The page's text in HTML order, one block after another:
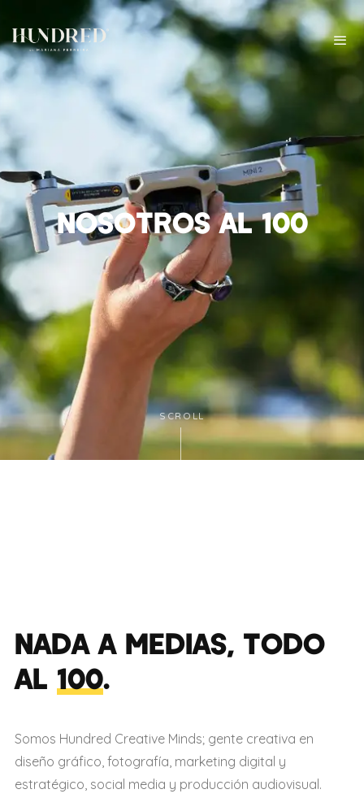
NOSOTROS AL 100
SCROLL
NADA A MEDIAS, TODO
AL 100.
Somos Hundred Creative Minds; gente creativa en
diseño gráfico, fotografía, marketing digital y
estratégico, social media y producción audiovisual.